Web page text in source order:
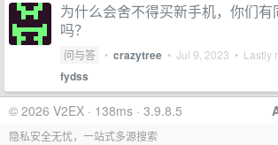
为什么会舍不得买新手机，你们有
吗？
问与答 • crazytree • Jul 9, 2023 • Lastly
fydss
© 2026 V2EX · 138ms · 3.9.8.5
隐私安全无忧，一站式多源搜索